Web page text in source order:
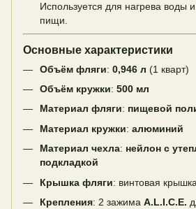
Используется для нагрева воды
пищи.
Основные характеристики
Объём фляги: 0,946 л (1 кварт)
Объём кружки: 500 мл
Материал фляги: пищевой
Материал кружки: алюминий
Материал чехла: нейлон с
подкладкой
Крышка фляги: винтовая
Крепления: 2 зажима A.L.I.C.E.